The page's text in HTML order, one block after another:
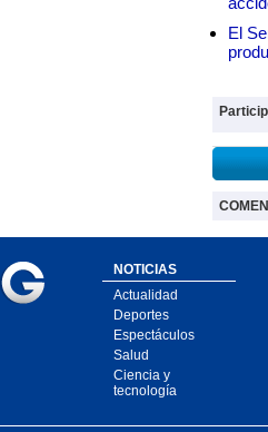
El
NOTICIAS
Actualidad
Deportes
Espectáculos
Salud
Ciencia y
tecnología